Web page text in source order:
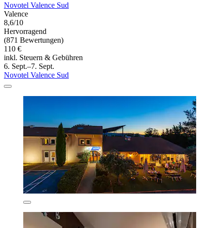
Novotel Valence Sud
Valence
8,6/10
Hervorragend
(871 Bewertungen)
110 €
inkl. Steuern & Gebühren
6. Sept.–7. Sept.
Novotel Valence Sud